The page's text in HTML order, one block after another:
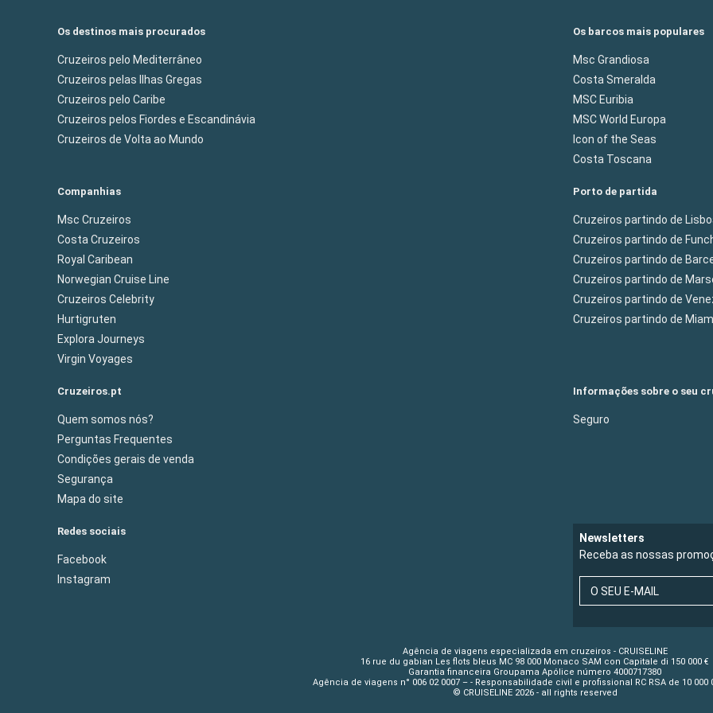
Os destinos mais procurados
Cruzeiros pelo Mediterrâneo
Cruzeiros pelas Ilhas Gregas
Cruzeiros pelo Caribe
Cruzeiros pelos Fiordes e Escandinávia
Cruzeiros de Volta ao Mundo
Os barcos mais populares
Msc Grandiosa
Costa Smeralda
MSC Euribia
MSC World Europa
Icon of the Seas
Costa Toscana
Companhias
Msc Cruzeiros
Costa Cruzeiros
Royal Caribean
Norwegian Cruise Line
Cruzeiros Celebrity
Hurtigruten
Explora Journeys
Virgin Voyages
Porto de partida
Cruzeiros partindo de
Cruzeiros partindo de
Cruzeiros partindo de
Cruzeiros partindo de
Cruzeiros partindo de
Cruzeiros partindo de Miam
Cruzeiros.pt
Quem somos nós?
Perguntas Frequentes
Condições gerais de venda
Segurança
Mapa do site
Informações sobre o seu
Seguro
Redes sociais
Facebook
Instagram
Newsletters
Receba as nossas
O SEU E-MAIL
Agência de viagens especializada em cruzeiros - CRUISELINE
16 rue du gabian Les flots bleus MC 98 000 Monaco SAM con Capitale di 150 000 €
Garantia financeira Groupama Apólice número 4000717380
Agência de viagens n° 006 02 0007 – - Responsabilidade civil e profissional RC RSA de 10 000
© CRUISELINE 2026 - all rights reserved